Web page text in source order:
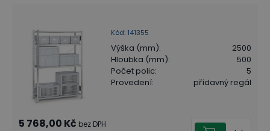
Kód: 141355
Výška (mm):
2500
Hloubka (mm):
500
Počet polic:
5
Provedení: přídavný regál
5 768,00 Kč bez DPH